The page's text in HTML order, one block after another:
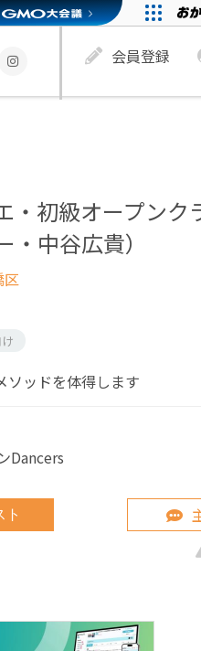
会員登録
・初級オープンク
中谷広貴）
区
ソッドを体得します
Dancers
ト